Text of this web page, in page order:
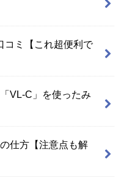
コミ【これ超便利で
VL-C」を使ったみ
仕方【注意点も解